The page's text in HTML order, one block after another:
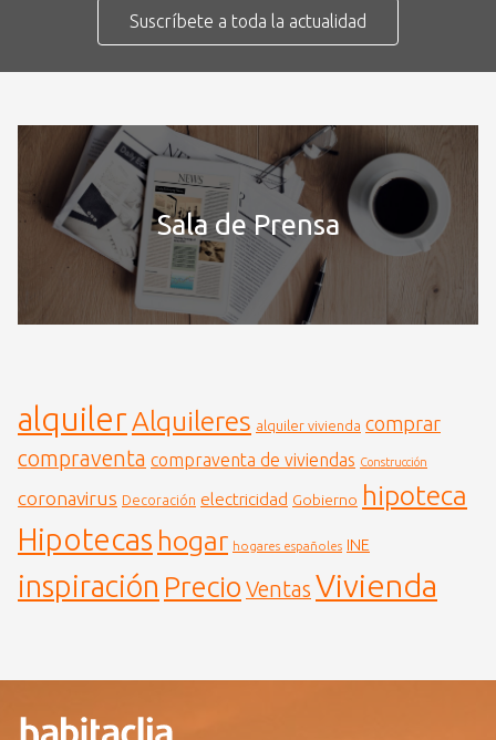
Suscríbete a toda la actualidad
Sala de Prensa
alquilerAlquileres alquiler vivienda comprar
compraventa compraventa de viviendas Construcción
coronavirus Decoración electricidad Gobierno hipoteca
Hipotecas hogar hogares españoles INE
inspiración Precio Ventas Vivienda